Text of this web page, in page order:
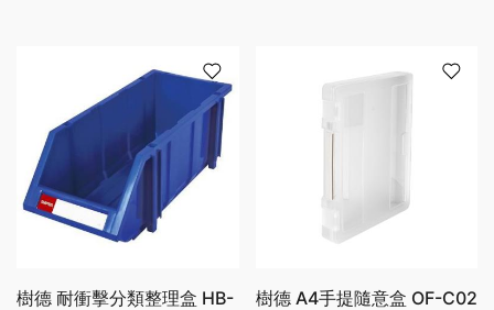
樹德 耐衝擊分類整理盒 HB-
樹德 A4手提隨意盒 OF-C02